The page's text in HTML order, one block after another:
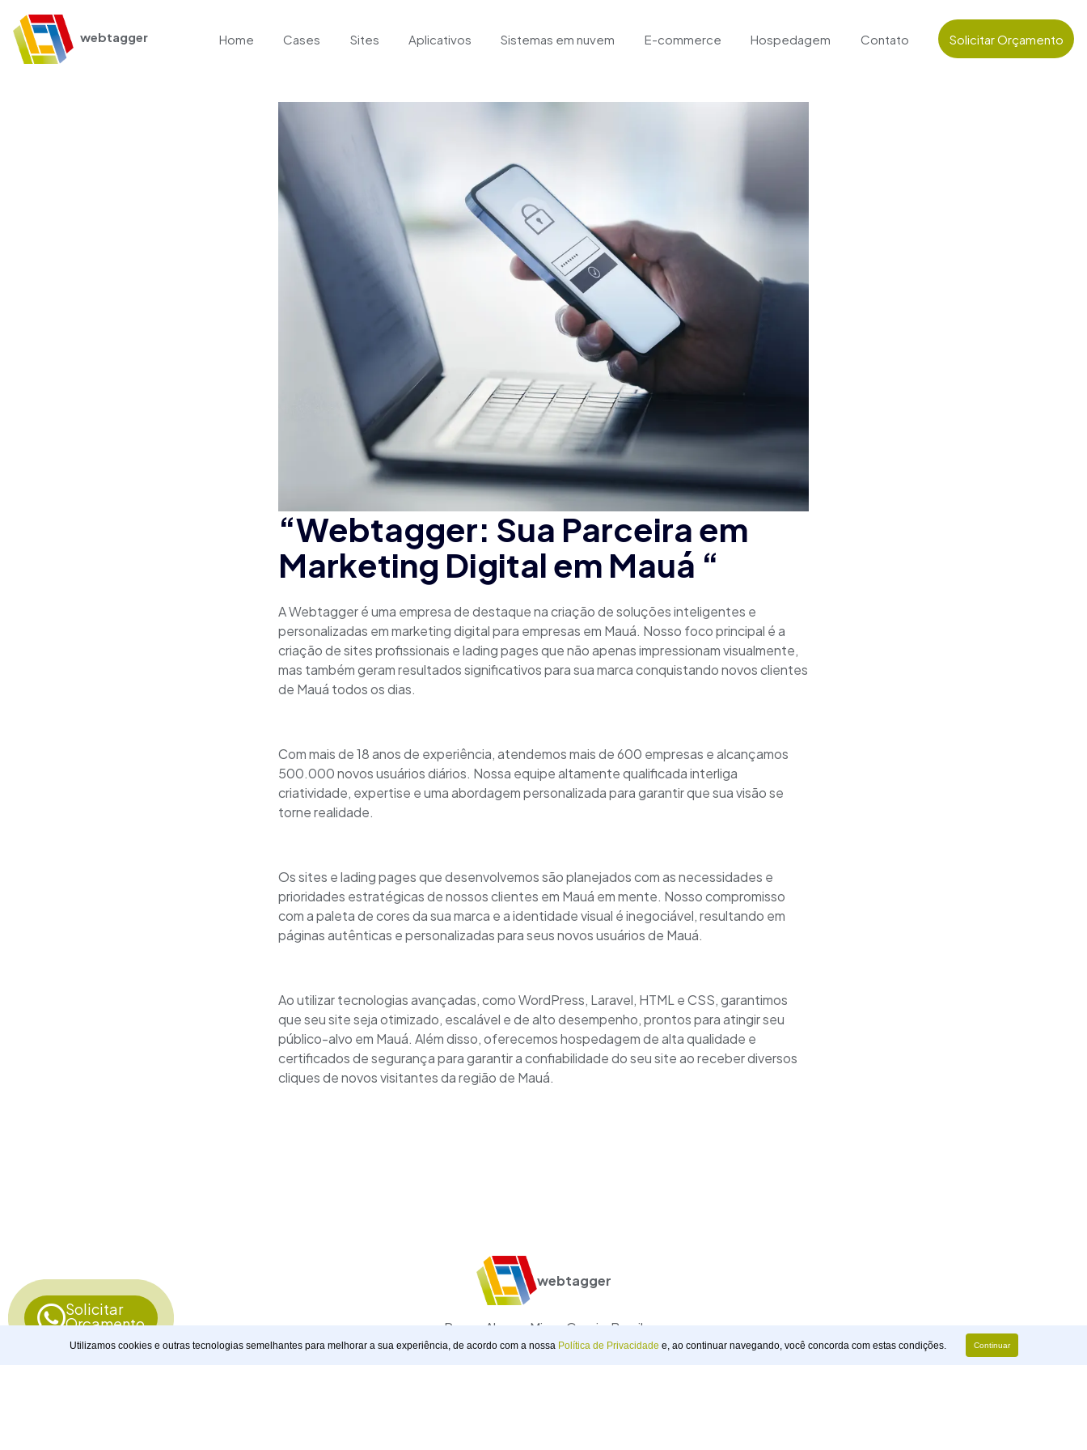
Solicitar
Orçamento
webtagger Home Cases Sites Aplicativos Sistemas em nuvem E-commerce Hospedagem Contato Solicitar Orçamento
“Webtagger: Sua Parceira em
Marketing Digital em Mauá “
A Webtagger é uma empresa de destaque na criação de soluções inteligentes e
personalizadas em marketing digital para empresas em Mauá. Nosso foco principal é a
criação de sites profissionais e lading pages que não apenas impressionam visualmente,
mas também geram resultados significativos para sua marca conquistando novos clientes
de Mauá todos os dias.
Com mais de 18 anos de experiência, atendemos mais de 600 empresas e alcançamos
500.000 novos usuários diários. Nossa equipe altamente qualificada interliga
criatividade, expertise e uma abordagem personalizada para garantir que sua visão se
torne realidade.
Os sites e lading pages que desenvolvemos são planejados com as necessidades e
prioridades estratégicas de nossos clientes em Mauá em mente. Nosso compromisso
com a paleta de cores da sua marca e a identidade visual é inegociável, resultando em
páginas autênticas e personalizadas para seus novos usuários de Mauá.
Ao utilizar tecnologias avançadas, como WordPress, Laravel, HTML e CSS, garantimos
que seu site seja otimizado, escalável e de alto desempenho, prontos para atingir seu
público-alvo em Mauá. Além disso, oferecemos hospedagem de alta qualidade e
certificados de segurança para garantir a confiabilidade do seu site ao receber diversos
cliques de novos visitantes da região de Mauá.
webtagger
Pouso Alegre, Minas Gerais, Brasil
Utilizamos cookies e outras tecnologias semelhantes para melhorar a sua experiência, de acordo com a nossa Política de Privacidade e, ao continuar navegando, você concorda com estas condições. Continuar